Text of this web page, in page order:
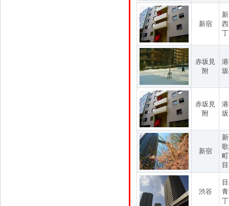
新宿
赤坂見
附
赤坂見
附
新宿
目
渋谷